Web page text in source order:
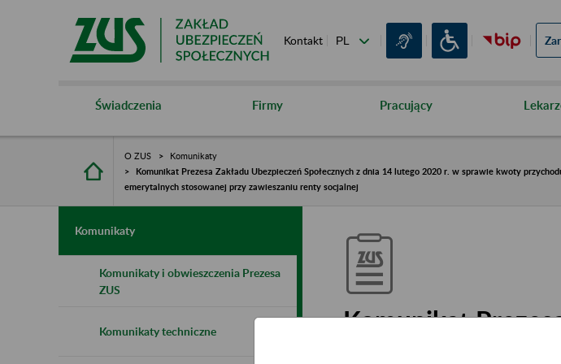
Kontakt
Świadczenia Firmy Pracujący
O ZUS
Komunikaty
Komunikat Prezesa Zakładu Ubezpieczeń Społecznych z dnia 14 lutego 2020 r. w sprawie kwoty
emerytalnych stosowanej przy zawieszaniu renty socjalnej
Komunikaty
Komunikaty i obwieszczenia Prezesa
ZUS
Komunikaty techniczne
Komunikat
Społecznych z